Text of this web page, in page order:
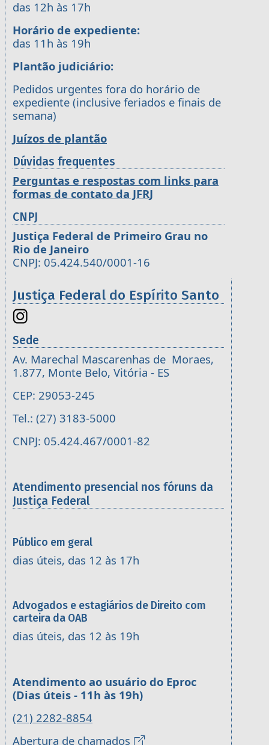
das 12h às 17h
Horário de expediente:
das 11h às 19h
Plantão judiciário:
Pedidos urgentes fora do horário de
expediente (inclusive feriados e finais de
semana)
Juízos de plantão
Dúvidas frequentes
Perguntas e respostas com links para
formas de contato da JFRJ
CNPJ
Justiça Federal de Primeiro Grau no
Rio de Janeiro
CNPJ: 05.424.540/0001-16
Justiça Federal do Espírito Santo
Sede
Av. Marechal Mascarenhas de Moraes,
1.877, Monte Belo, Vitória - ES
CEP: 29053-245
Tel.: (27) 3183-5000
CNPJ: 05.424.467/0001-82
Atendimento presencial nos fóruns da
Justiça Federal
Público em geral
dias úteis, das 12 às 17h
Advogados e estagiários de Direito com
carteira da OAB
dias úteis, das 12 às 19h
Atendimento ao usuário do Eproc
(Dias úteis - 11h às 19h)
(21) 2282-8854
Abertura de chamados